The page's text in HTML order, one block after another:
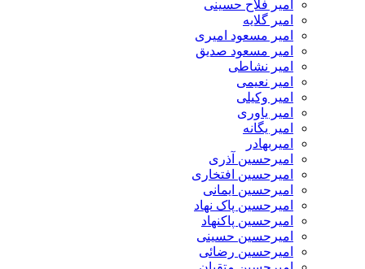
امیر فلاح حسینی
امیر گلایه
امیر مسعود امیری
امیر مسعود صدیق
امیر نشاطی
امیر نعیمی
امیر وکیلی
امیر یاوری
امیر یگانه
امیربهادر
امیرحسین آذری
امیرحسین افتخاری
امیرحسین ایمانی
امیرحسین پاک نهاد
امیرحسین پاکنهاد
امیرحسین حسینی
امیرحسین رضائی